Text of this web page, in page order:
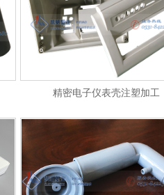
精密电子仪表壳注塑加工